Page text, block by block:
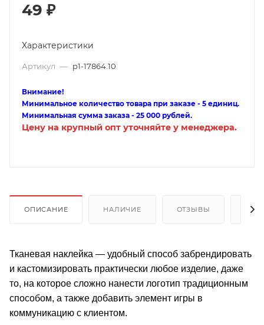
49 ₽
Характеристики
Артикул — p1-17864.10
Внимание!
Минимальное количество товара при заказе - 5 единиц.
Минимальная сумма заказа - 25 000 рублей.
Цену на крупный опт уточняйте у менеджера.
ОПИСАНИЕ НАЛИЧИЕ ОТЗЫВЫ
Тканевая наклейка — удобный способ забрендировать
и кастомизировать практически любое изделие, даже
то, на которое сложно нанести логотип традиционным
способом, а также добавить элемент игры в
коммуникацию с клиентом.